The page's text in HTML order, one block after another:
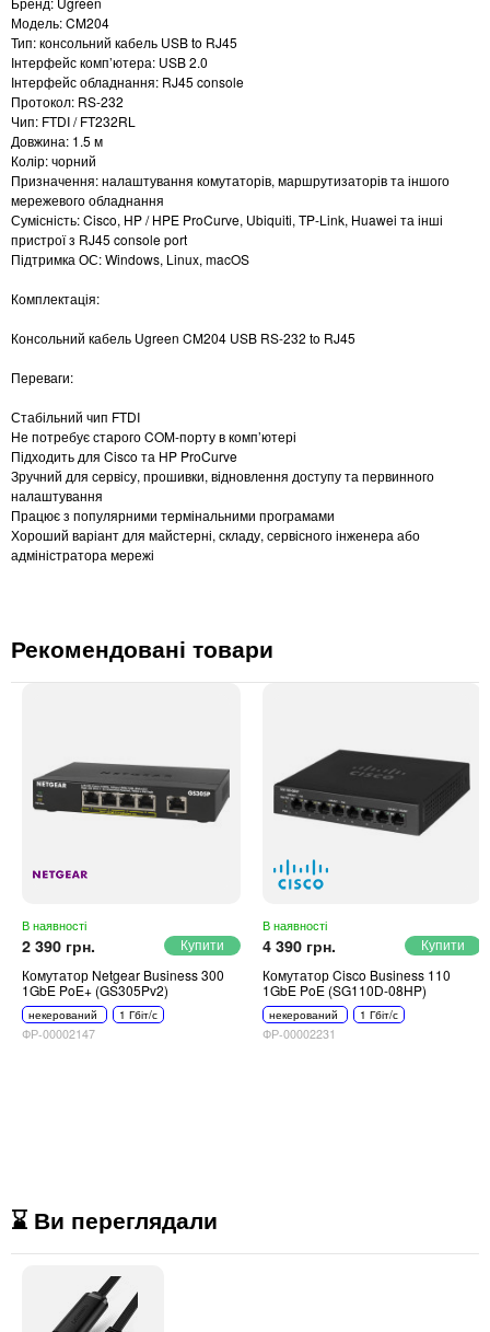
Модель: CM204
Тип: консольний кабель USB to RJ45
Інтерфейс комп’ютера: USB 2.0
Інтерфейс обладнання: RJ45 console
Протокол: RS-232
Чип: FTDI / FT232RL
Довжина: 1.5 м
Колір: чорний
Призначення: налаштування комутаторів, маршрутизаторів та іншого
мережевого обладнання
Сумісність: Cisco, HP / HPE ProCurve, Ubiquiti, TP-Link, Huawei та інші
пристрої з RJ45 console port
Підтримка ОС: Windows, Linux, macOS
Комплектація:
Консольний кабель Ugreen CM204 USB RS-232 to RJ45
Переваги:
Стабільний чип FTDI
Не потребує старого COM-порту в комп’ютері
Підходить для Cisco та HP ProCurve
Зручний для сервісу, прошивки, відновлення доступу та первинного
налаштування
Працює з популярними термінальними програмами
Хороший варіант для майстерні, складу, сервісного інженера або
адміністратора мережі
Рекомендовані товари
В наявності
2 390 грн.
Комутатор Netgear Business 300
1GbE PoE+ (GS305Pv2)
некерований 1 Гбіт/с
ФР-00002147
В наявності
4 390 грн.
Комутатор Cisco Business 110
1GbE PoE (SG110D-08HP)
некерований 1 Гбіт/с
ФР-00002231
⌛ Ви переглядали